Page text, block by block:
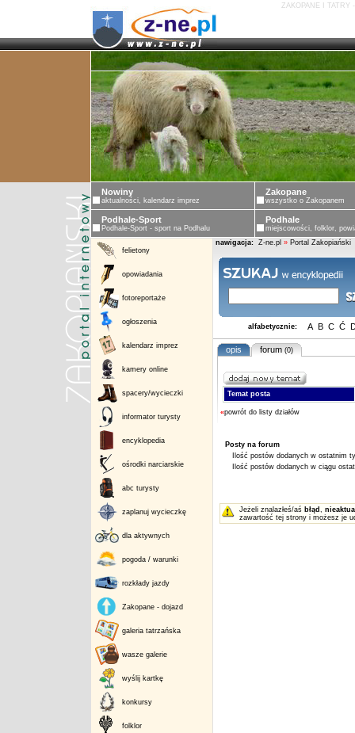
ZAKOPANE I TATRY
Nowiny
aktualności, kalendarz imprez
Zakopane
wszystko o Zakopanem
Podhale-Sport
Podhale-Sport - sport na Podhalu
Podhale
miejscowości, folklor,
felietony
opowiadania
fotoreportaże
ogłoszenia
kalendarz imprez
kamery online
spacery/wycieczki
informator turysty
encyklopedia
ośrodki narciarskie
abc turysty
zaplanuj wycieczkę
dla aktywnych
pogoda / warunki
rozkłady jazdy
Zakopane - dojazd
galeria tatrzańska
wasze galerie
wyślij kartkę
konkursy
folklor
nawigacja: Z-ne.pl » Portal Zakopiański
alfabetycznie: A B C Ć
opis forum (0)
Temat posta
«powrót do listy działów
Posty na forum
Ilość postów dodanych w ostatnim
Ilość postów dodanych w ciągu
Jeżeli znalazłeś/aś błąd ,
zawartość tej strony i możesz je